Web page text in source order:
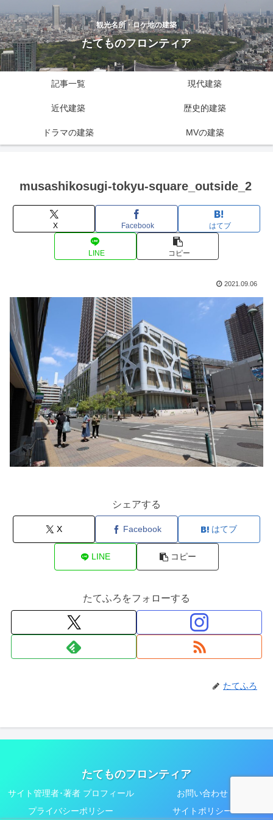
観光名所・ロケ地の建築
たてものフロンティア
記事一覧 現代建築
近代建築 歴史的建築
ドラマの建築 MVの建築
musashikosugi-tokyu-square_outside_2
X Facebook はてブ
LINE コピー
2021.09.06
シェアする
X Facebook はてブ
LINE コピー
たてふろをフォローする
たてふろ
たてものフロンティア
サイト管理者･著者 プロフィール
お問い合わせ
プライバシーポリシー
サイトポリシー